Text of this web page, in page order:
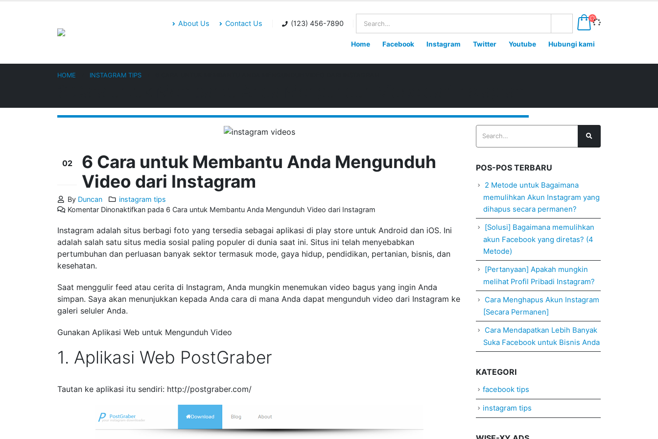
About Us Contact Us (123) 456-7890
Home Facebook Instagram Twitter Youtube Hubungi kami
HOME INSTAGRAM TIPS
02
6 Cara untuk Membantu Anda Mengunduh
Video dari Instagram
By Duncan
instagram tips
Komentar Dinonaktifkan pada 6 Cara untuk Membantu Anda Mengunduh Video dari Instagram
Instagram adalah situs berbagi foto yang tersedia sebagai aplikasi di play store untuk Android dan iOS. Ini
adalah salah satu situs media sosial paling populer di dunia saat ini. Situs ini telah menyebabkan
pertumbuhan dan perluasan banyak sektor termasuk mode, gaya hidup, pendidikan, pertanian, bisnis, dan
kesehatan.
Saat menggulir feed atau cerita di Instagram, Anda mungkin menemukan video bagus yang ingin Anda
simpan. Saya akan menunjukkan kepada Anda cara di mana Anda dapat mengunduh video dari Instagram ke
galeri seluler Anda.
Gunakan Aplikasi Web untuk Mengunduh Video
1. Aplikasi Web PostGraber
Tautan ke aplikasi itu sendiri: http://postgraber.com/
POS-POS TERBARU
2 Metode untuk Bagaimana
memulihkan Akun Instagram yang
dihapus secara permanen?
[Solusi] Bagaimana memulihkan
akun Facebook yang diretas? (4
Metode)
[Pertanyaan] Apakah mungkin
melihat Profil Pribadi Instagram?
Cara Menghapus Akun Instagram
[Secara Permanen]
Cara Mendapatkan Lebih Banyak
Suka Facebook untuk Bisnis Anda
KATEGORI
facebook tips
instagram tips